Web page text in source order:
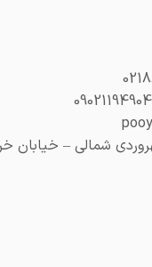
– خیابان خرمشهر –